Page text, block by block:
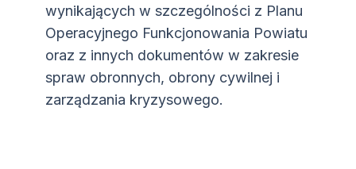
wynikających w szczególności z Planu
Operacyjnego Funkcjonowania Powiatu
oraz z innych dokumentów w zakresie
spraw obronnych, obrony cywilnej i
zarządzania kryzysowego.